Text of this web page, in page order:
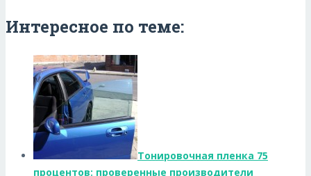
Интересное по теме:
Тонировочная пленка 75
процентов: проверенные производители